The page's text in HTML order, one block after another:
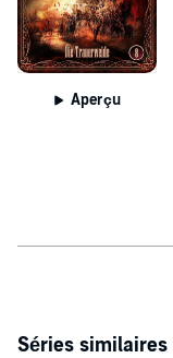
Aperçu
Séries similaires